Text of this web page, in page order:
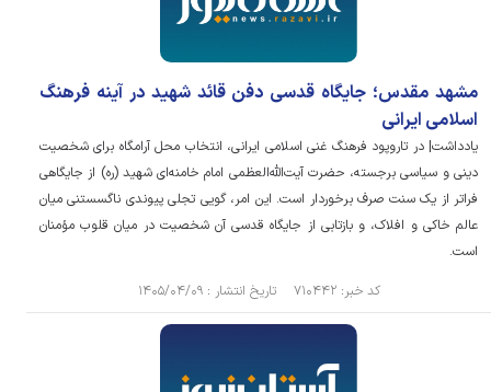
مشهد مقدس؛ جایگاه قدسی دفن قائد شهید در آینه فرهنگ
اسلامی ایرانی
یادداشت| در تاروپود فرهنگ غنی اسلامی ایرانی، انتخاب محل آرامگاه برای شخصیت
دینی و سیاسی برجسته، حضرت آیت‌الله‌العظمی امام خامنه‌ای شهید (ره) از جایگاهی
فراتر از یک سنت صرف برخوردار است. این امر، گویی تجلی پیوندی ناگسستنی میان
عالم خاکی و افلاک، و بازتابی از جایگاه قدسی آن شخصیت در میان قلوب مؤمنان
است.
کد خبر: ۷۱۰۴۴۲ تاریخ انتشار : ۱۴۰۵/۰۴/۰۹